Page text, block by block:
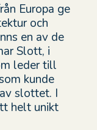
Europa ge
och
en av de
Slott, i
leder till
kunde
slottet. I
helt unikt